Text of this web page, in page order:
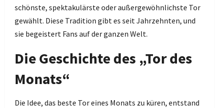
schönste, spektakulärste oder außergewöhnlichste Tor
gewählt. Diese Tradition gibt es seit Jahrzehnten, und
sie begeistert Fans auf der ganzen Welt.
Die Geschichte des „Tor des
Monats“
Die Idee, das beste Tor eines Monats zu küren, entstand